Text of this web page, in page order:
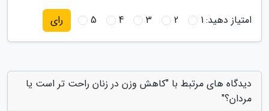
امتیاز دهید:1
2
3
4
5 رای
دیدگاه های مرتبط با "کاهش وزن در زنان راحت تر است یا
مردان؟"